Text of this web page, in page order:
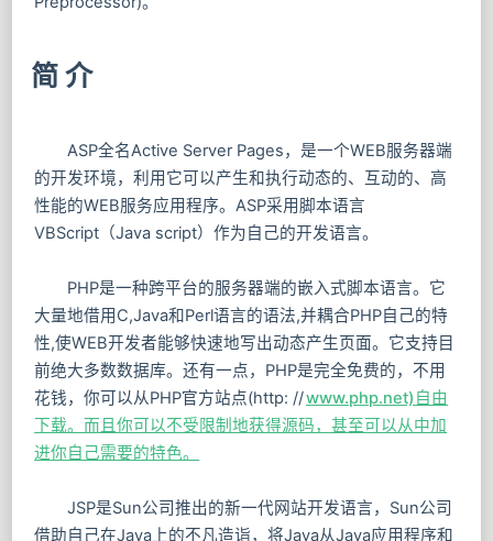
简 介
ASP全名Active Server Pages，是一个WEB服务器端
的开发环境，利用它可以产生和执行动态的、互动的、高
性能的WEB服务应用程序。ASP采用脚本语言
VBScript（Java script）作为自己的开发语言。
PHP是一种跨平台的服务器端的嵌入式脚本语言。它
大量地借用C,Java和Perl语言的语法,并耦合PHP自己的特
性,使WEB开发者能够快速地写出动态产生页面。它支持目
前绝大多数数据库。还有一点，PHP是完全免费的，不用
花钱，你可以从PHP官方站点(http: //www.php.net)自由
下载。而且你可以不受限制地获得源码，甚至可以从中加
进你自己需要的特色。
JSP是Sun公司推出的新一代网站开发语言，Sun公司
借助自己在Java上的不凡造诣，将Java从Java应用程序和